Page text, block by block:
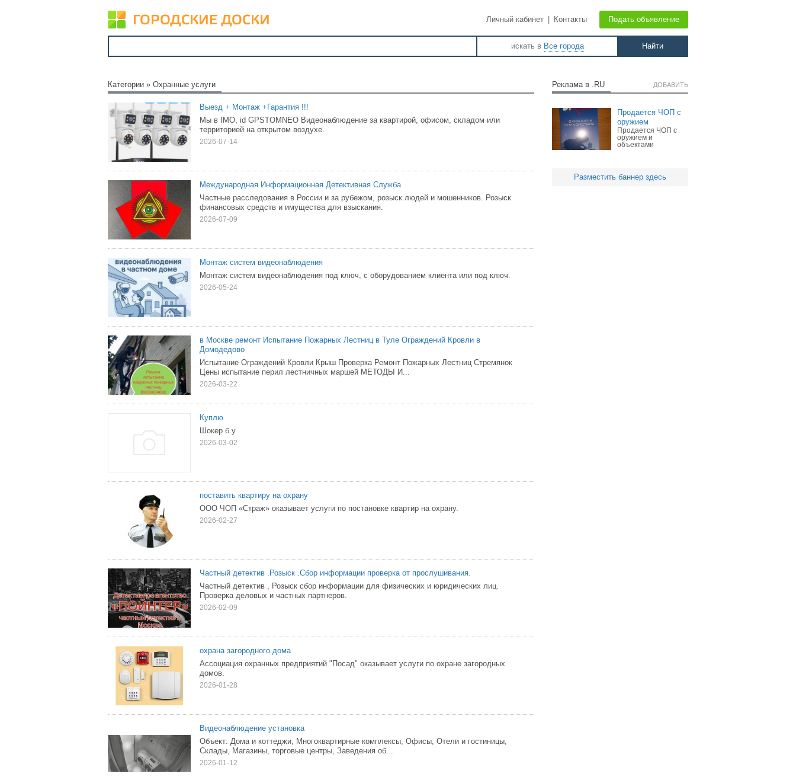
Подать объявление
Личный кабинет Контакты
искать в Все города
Категории » Охранные услуги
Выезд + Монтаж +Гарантия !!!
Мы в IMO, id GPSTOMNEO Видеонаблюдение за квартирой, офисом, складом или
территорией на открытом воздухе.
2026-07-14
Международная Информационная Детективная Служба
Частные расследования в России и за рубежом, розыск людей и мошенников. Розыск
финансовых средств и имущества для взыскания.
2026-07-09
Монтаж систем видеонаблюдения
Монтаж систем видеонаблюдения под ключ, с оборудованием клиента или под ключ.
2026-05-24
в Москве ремонт Испытание Пожарных Лестниц в Туле Ограждений Кровли в
Домодедово
Испытание Ограждений Кровли Крыш Проверка Ремонт Пожарных Лестниц Стремянок
Цены испытание перил лестничных маршей МЕТОДЫ И...
2026-03-22
Куплю
Шокер б.у
2026-03-02
поставить квартиру на охрану
ООО ЧОП «Страж» оказывает услуги по постановке квартир на охрану.
2026-02-27
Частный детектив .Розыск .Сбор информации проверка от прослушивания.
Частный детектив , Розыск сбор информации для физических и юридических лиц.
Проверка деловых и частных партнеров.
2026-02-09
охрана загородного дома
Ассоциация охранных предприятий "Посад" оказывает услуги по охране загородных
домов.
2026-01-28
Видеонаблюдение установка
Объект: Дома и коттеджи, Многоквартирные комплексы, Офисы, Отели и гостиницы,
Склады, Магазины, торговые центры, Заведения об...
2026-01-12
Реклама в .RU ДОБАВИТЬ
Продается ЧОП с
оружием
Продается ЧОП с
оружием и
объектами
Разместить баннер здесь